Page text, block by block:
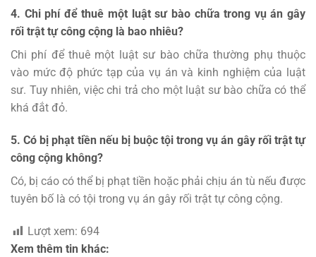
4. Chi phí để thuê một luật sư bào chữa trong vụ án gây
rối trật tự công cộng là bao nhiêu?
Chi phí để thuê một luật sư bào chữa thường phụ thuộc
vào mức độ phức tạp của vụ án và kinh nghiệm của luật
sư. Tuy nhiên, việc chi trả cho một luật sư bào chữa có thể
khá đắt đỏ.
5. Có bị phạt tiền nếu bị buộc tội trong vụ án gây rối trật tự
công cộng không?
Có, bị cáo có thể bị phạt tiền hoặc phải chịu án tù nếu được
tuyên bố là có tội trong vụ án gây rối trật tự công cộng.
Lượt xem: 694
Xem thêm tin khác: